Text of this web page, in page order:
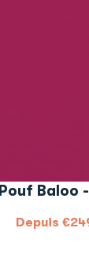
Pouf Baloo
Depuis €